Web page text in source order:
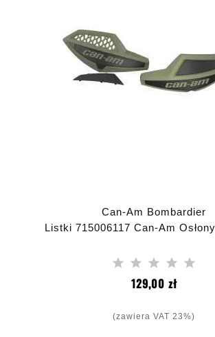
Can-Am Bombardier
Listki 715006117 Can-Am
129,00 złCena
(zawiera VAT 23%)